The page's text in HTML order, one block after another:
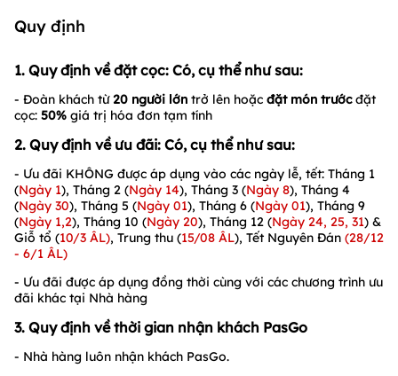
Quy định
1. Quy định về đặt cọc: Có, cụ thể như sau:
- Đoàn khách từ20 người lớn trở lên hoặc đặt món trướcđặt
cọc: 50% giá trị hóa đơn tạm tính
2. Quy định về ưu đãi: Có, cụ thể như sau:
- Ưu đãi KHÔNG được áp dụng vào các ngày lễ, tết: Tháng 1
(Ngày 1), Tháng 2 (Ngày 14), Tháng 3 (Ngày 8), Tháng 4
(Ngày 30), Tháng 5 (Ngày 01), Tháng 6 (Ngày 01), Tháng 9
(Ngày 1,2), Tháng 10 (Ngày 20), Tháng 12 (Ngày 24, 25, 31) &
Giỗ tổ (10/3 ÂL), Trung thu (15/08 ÂL), Tết Nguyên Đán (28/12
- 6/1 ÂL)
- Ưu đãi được áp dụng đồng thời cùng với các chương trình ưu
đãi khác tại Nhà hàng
3. Quy định về thời gian nhận khách PasGo
- Nhà hàng luôn nhận khách PasGo.